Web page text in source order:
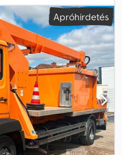
mechanikai,
2004, Felszereltség:ABS,
22 m lemez Cjdpfx Aieyd
Apróhirdetés